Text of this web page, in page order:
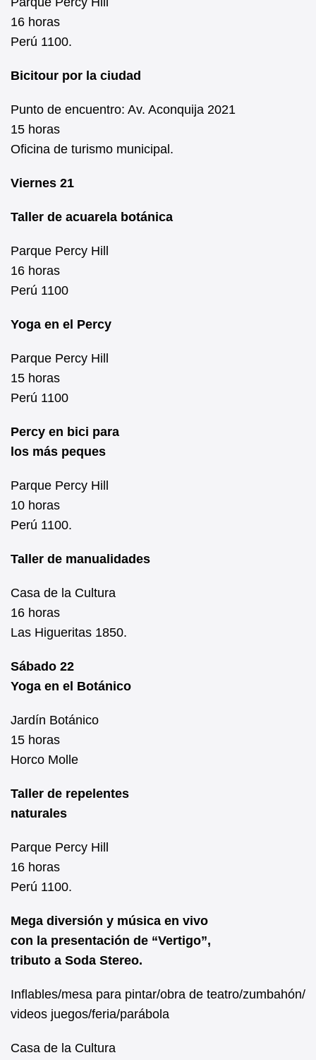
16 horas
Perú 1100.
Bicitour por la ciudad
Punto de encuentro: Av. Aconquija 2021
15 horas
Oficina de turismo municipal.
Viernes 21
Taller de acuarela botánica
Parque Percy Hill
16 horas
Perú 1100
Yoga en el Percy
Parque Percy Hill
15 horas
Perú 1100
Percy en bici para
los más peques
Parque Percy Hill
10 horas
Perú 1100.
Taller de manualidades
Casa de la Cultura
16 horas
Las Higueritas 1850.
Sábado 22
Yoga en el Botánico
Jardín Botánico
15 horas
Horco Molle
Taller de repelentes
naturales
Parque Percy Hill
16 horas
Perú 1100.
Mega diversión y música en vivo
con la presentación de “Vertigo”,
tributo a Soda Stereo.
Inflables/mesa para pintar/obra de teatro/zumbahón/
videos juegos/feria/parábola
Casa de la Cultura